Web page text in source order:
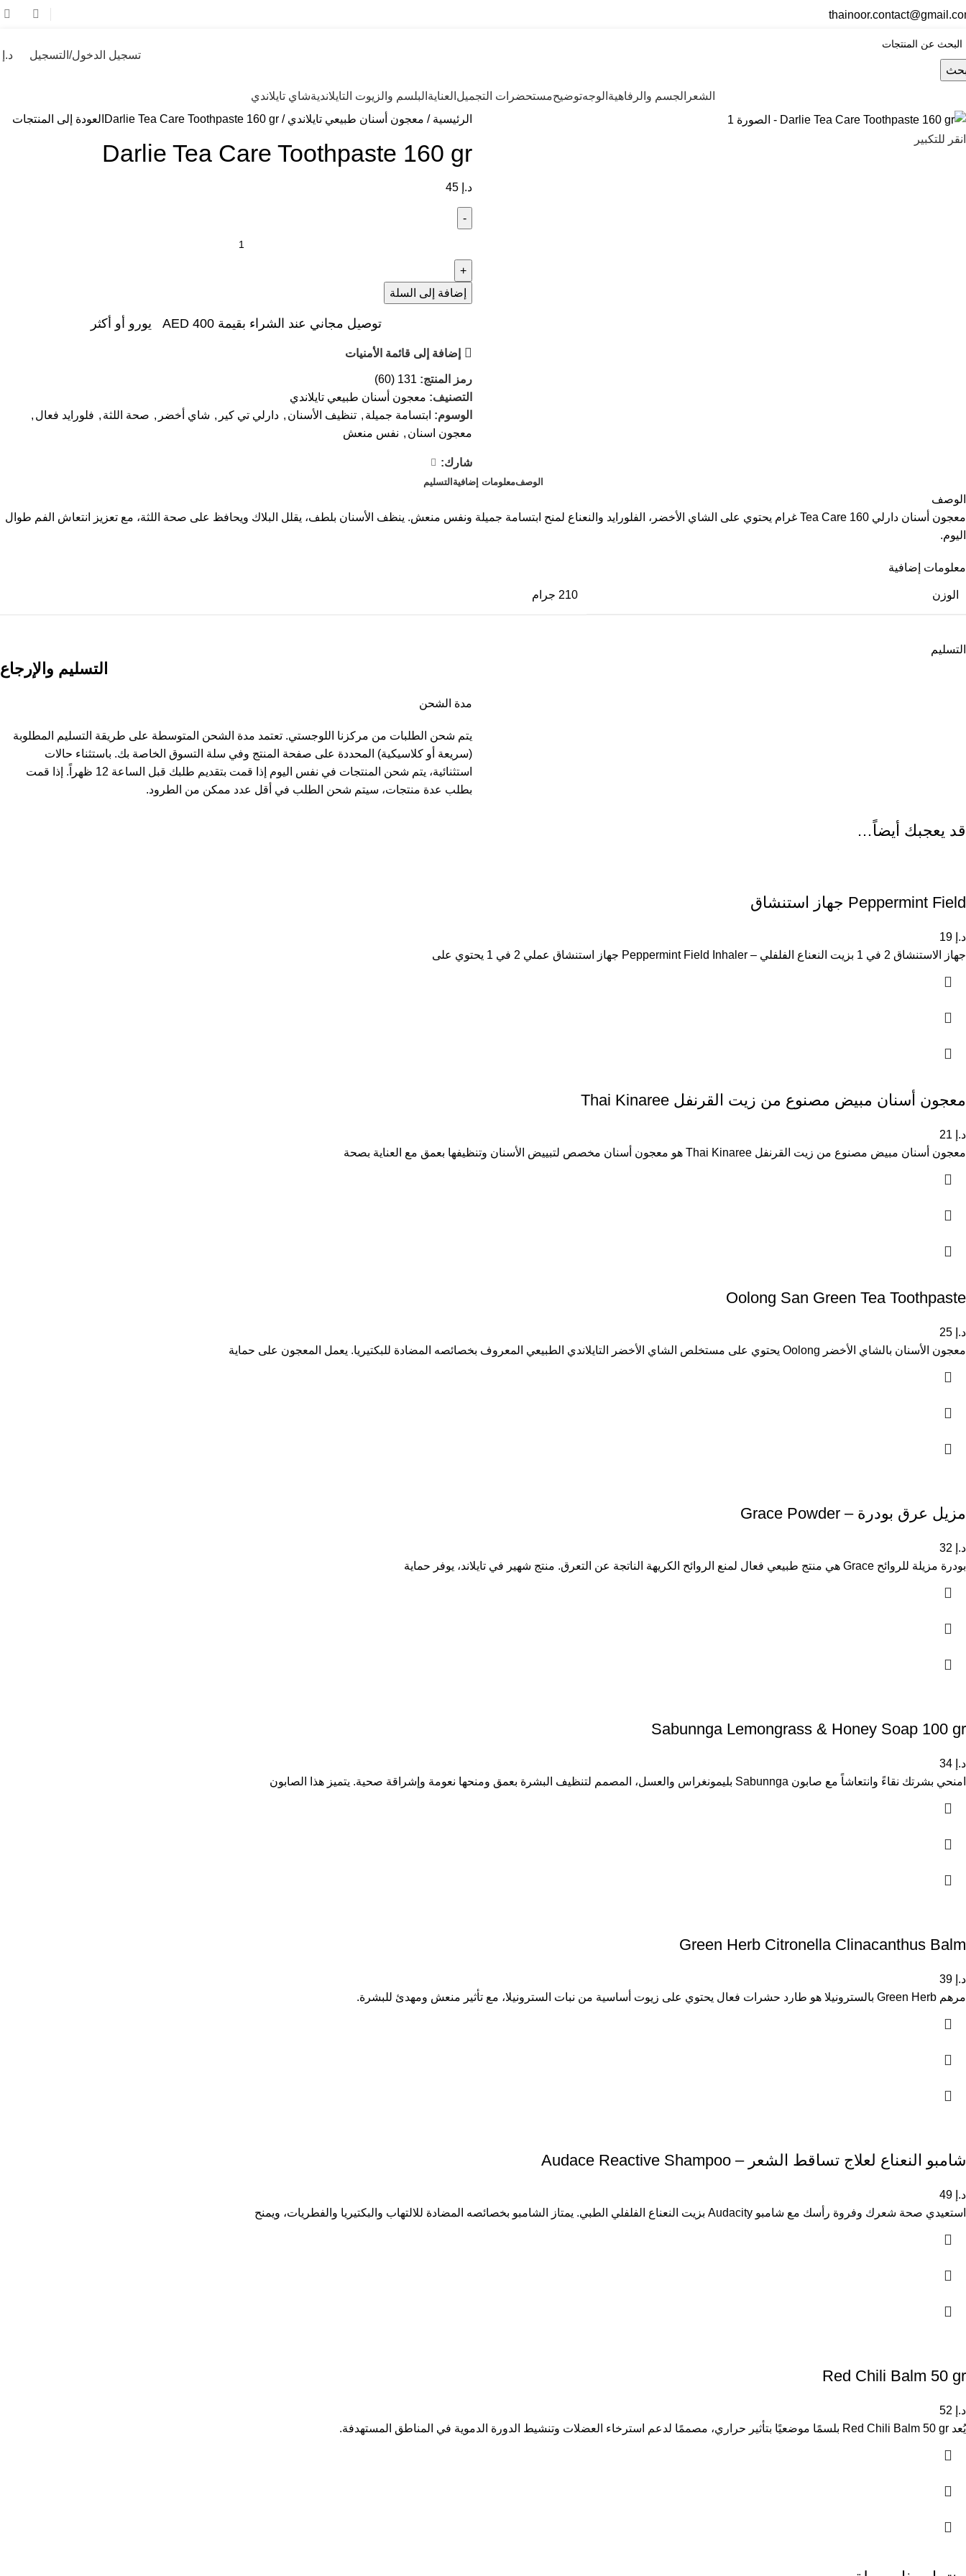
تسجيل الدخول/التسجيل د.إ
الشعر الجسم والرفاهية الوجهتوضيحمستحضرات التجميل العناية البلسم والزيوت التايلانديةشاي تايلاندي
انقر للتكبير
الرئيسية معجون أسنان طبيعي تايلاندي Darlie Tea Care Toothpaste 160 gr العودة إلى المنتجات
Darlie Tea Care Toothpaste 160 gr
د.إ
إضافة إلى السلة
توصيل مجاني عند الشراء بقيمة AED 400 يورو أو أكثر
إضافة إلى قائمة الأمنيات
رمز المنتج: 131 (60)
التصنيف: معجون أسنان طبيعي تايلاندي
الوسوم: ابتسامة جميلة , تنظيف الأسنان , دارلي تي كير , شاي أخضر , صحة اللثة , فلورايد فعال ,
معجون اسنان , نفس منعش
شارك:
الوصفمعلومات إضافية التسليم
الوصف
معجون أسنان دارلي Tea Care 160 غرام يحتوي على الشاي الأخضر، الفلورايد والنعناع لمنح ابتسامة جميلة ونفس منعش. ينظف الأسنان بلطف، يقلل البلاك ويحافظ على صحة اللثة، مع تعزيز انتعاش الفم طوال
اليوم.
معلومات إضافية
الوزن 210 جرام
التسليم
التسليم والإرجاع
مدة الشحن
يتم شحن الطلبات من مركزنا اللوجستي. تعتمد مدة الشحن المتوسطة على طريقة التسليم المطلوبة
(سريعة أو كلاسيكية) المحددة على صفحة المنتج وفي سلة التسوق الخاصة بك. باستثناء حالات
استثنائية، يتم شحن المنتجات في نفس اليوم إذا قمت بتقديم طلبك قبل الساعة 12 ظهراً. إذا قمت
بطلب عدة منتجات، سيتم شحن الطلب في أقل عدد ممكن من الطرود.
قد يعجبك أيضاً…
Peppermint Field جهاز استنشاق
د.إ
جهاز الاستنشاق 2 في 1 بزيت النعناع الفلفلي – Peppermint Field Inhaler جهاز استنشاق عملي 2 في 1 يحتوي على
معجون أسنان مبيض مصنوع من زيت القرنفل Thai Kinaree
د.إ
معجون أسنان مبيض مصنوع من زيت القرنفل Thai Kinaree هو معجون أسنان مخصص لتبييض الأسنان وتنظيفها بعمق مع العناية بصحة
Oolong San Green Tea Toothpaste
د.إ
معجون الأسنان بالشاي الأخضر Oolong يحتوي على مستخلص الشاي الأخضر التايلاندي الطبيعي المعروف بخصائصه المضادة للبكتيريا. يعمل المعجون على حماية
مزيل عرق بودرة – Grace Powder
د.إ
بودرة مزيلة للروائح Grace هي منتج طبيعي فعال لمنع الروائح الكريهة الناتجة عن التعرق. منتج شهير في تايلاند، يوفر حماية
Sabunnga Lemongrass & Honey Soap 100 gr
د.إ
امنحي بشرتك نقاءً وانتعاشاً مع صابون Sabunnga بليمونغراس والعسل، المصمم لتنظيف البشرة بعمق ومنحها نعومة وإشراقة صحية. يتميز هذا الصابون
Green Herb Citronella Clinacanthus Balm
د.إ
مرهم Green Herb بالسترونيلا هو طارد حشرات فعال يحتوي على زيوت أساسية من نبات السترونيلا، مع تأثير منعش ومهدئ للبشرة.
شامبو النعناع لعلاج تساقط الشعر – Audace Reactive Shampoo
د.إ
استعيدي صحة شعرك وفروة رأسك مع شامبو Audacity بزيت النعناع الفلفلي الطبي. يمتاز الشامبو بخصائصه المضادة للالتهاب والبكتيريا والفطريات، ويمنح
Red Chili Balm 50 gr
د.إ
يُعد Red Chili Balm 50 gr بلسمًا موضعيًا بتأثير حراري، مصممًا لدعم استرخاء العضلات وتنشيط الدورة الدموية في المناطق المستهدفة.